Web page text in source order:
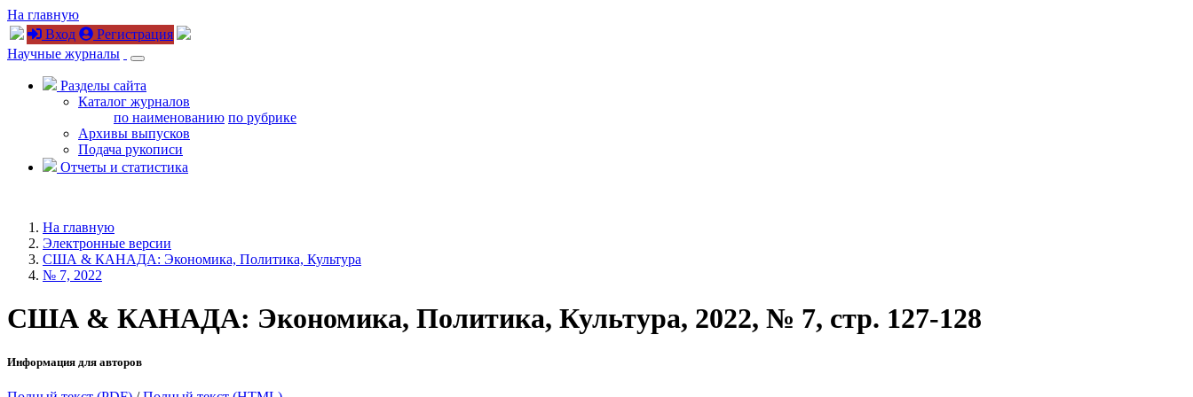
На главную
Вход
Регистрация
Научные журналы
Разделы сайта
Каталог журналов
по наименованию по рубрике
Архивы выпусков
Подача рукописи
Отчеты и статистика
На главную
Электронные версии
США & КАНАДА: Экономика, Политика, Культура
№ 7, 2022
США & КАНАДА: Экономика, Политика, Культура, 2022, № 7, стр. 127-128
Информация для авторов